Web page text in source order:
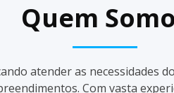
Quem
atender as necessidades
Com vasta